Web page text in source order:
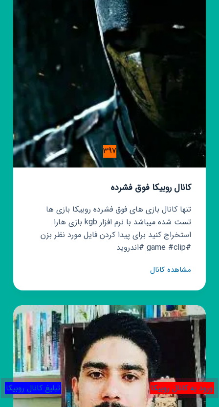
397
کانال روبیکا فوق فشرده
تنها کانال بازی های فوق فشرده روبیکا بازی ها
تست شده میباشد با نرم افزار kgb بازی هارا
استخراج کنید برای پیدا کردن فایل مورد نظر بزن
#game #clip #اندروید
مشاهده کانالکانال
فوق
فشرده
ورود به کانال روبیکا تبلیغ کانال روبیکا